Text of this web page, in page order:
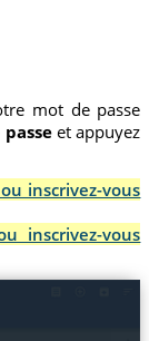
mot de passe
et appuyez
inscrivez-vous
inscrivez-vous